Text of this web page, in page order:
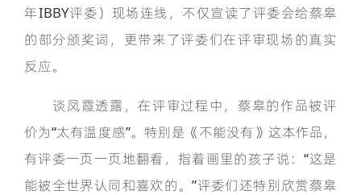
年IBBY评委）现场连线，不仅宣读了评委会给蔡皋
的部分颁奖词，更带来了评委们在评审现场的真实
反应。
谈凤霞透露，在评审过程中，蔡皋的作品被评
价为“太有温度感”。特别是《不能没有》这本作品，
有评委一页一页地翻看，指着画里的孩子说：“这是
能被全世界认同和喜欢的。”评委们还特别欣赏蔡皋